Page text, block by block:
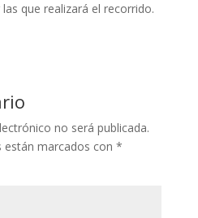
que realizará el recorrido.
no será publicada.
marcados con *